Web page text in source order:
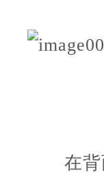
在背面